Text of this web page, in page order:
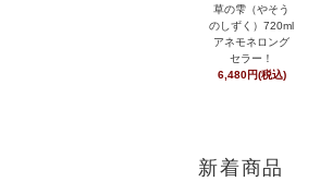
草の雫（やそう
のしずく）720ml
アネモネロング
セラー！
6,480円(税込)
新着商品